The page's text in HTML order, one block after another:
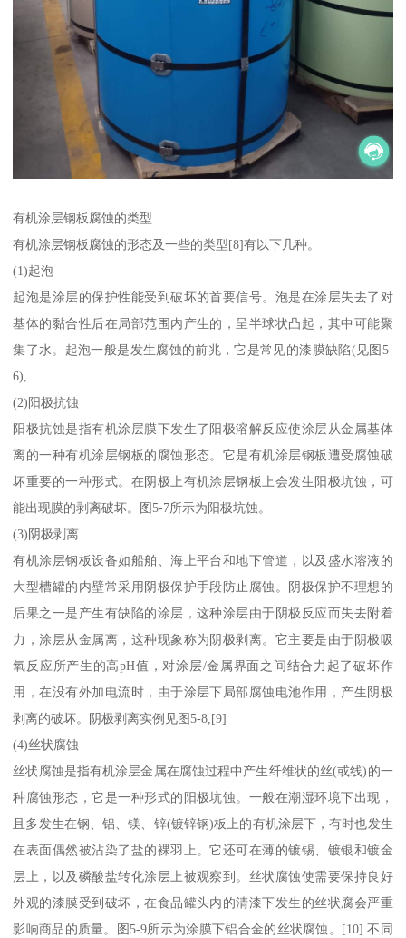
有机涂层钢板腐蚀的类型
有机涂层钢板腐蚀的形态及一些的类型[8]有以下几种。
(1)起泡
起泡是涂层的保护性能受到破坏的首要信号。泡是在涂层失去了对
基体的黏合性后在局部范围内产生的，呈半球状凸起，其中可能聚
集了水。起泡一般是发生腐蚀的前兆，它是常见的漆膜缺陷(见图5-
6),
(2)阳极抗蚀
阳极抗蚀是指有机涂层膜下发生了阳极溶解反应使涂层从金属基体
离的一种有机涂层钢板的腐蚀形态。它是有机涂层钢板遭受腐蚀破
坏重要的一种形式。在阴极上有机涂层钢板上会发生阳极坑蚀，可
能出现膜的剥离破坏。图5-7所示为阳极坑蚀。
(3)阴极剥离
有机涂层钢板设备如船舶、海上平台和地下管道，以及盛水溶液的
大型槽罐的内壁常采用阴极保护手段防止腐蚀。阴极保护不理想的
后果之一是产生有缺陷的涂层，这种涂层由于阴极反应而失去附着
力，涂层从金属离，这种现象称为阴极剥离。它主要是由于阴极吸
氧反应所产生的高pH值，对涂层/金属界面之间结合力起了破坏作
用，在没有外加电流时，由于涂层下局部腐蚀电池作用，产生阴极
剥离的破坏。阴极剥离实例见图5-8,[9]
(4)丝状腐蚀
丝状腐蚀是指有机涂层金属在腐蚀过程中产生纤维状的丝(或线)的一
种腐蚀形态，它是一种形式的阳极坑蚀。一般在潮湿环境下出现，
且多发生在钢、铝、镁、锌(镀锌钢)板上的有机涂层下，有时也发生
在表面偶然被沾染了盐的裸羽上。它还可在薄的镀锡、镀银和镀金
层上，以及磷酸盐转化涂层上被观察到。丝状腐蚀使需要保持良好
外观的漆膜受到破坏，在食品罐头内的清漆下发生的丝状腐会严重
影响商品的质量。图5-9所示为涂膜下铝合金的丝状腐蚀。[10].不同